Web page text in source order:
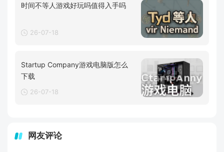
时间不等人游戏好玩吗值得入手吗
26-07-18
Startup Company游戏电脑版怎么
下载
26-07-18
网友评论